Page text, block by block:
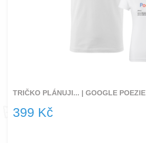
TRIČKO PLÁNUJI... | GOOGLE POEZIE
399 Kč